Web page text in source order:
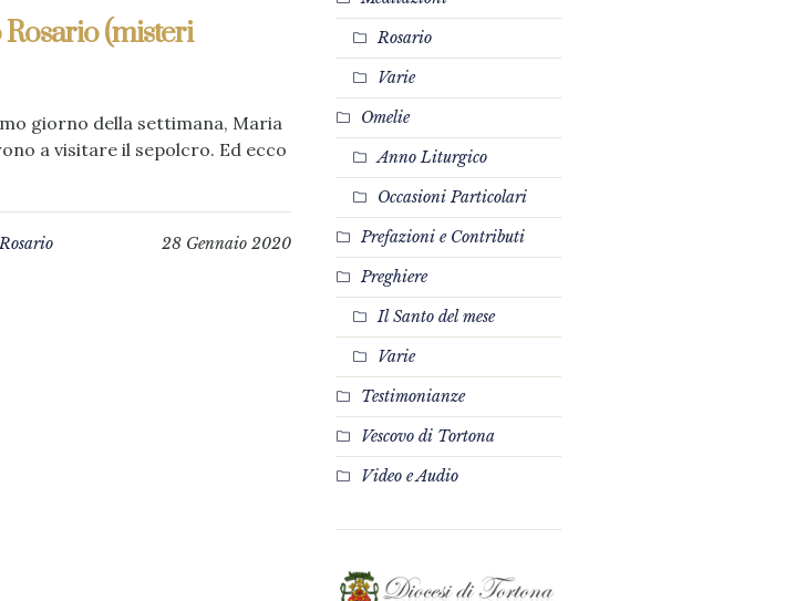
(misteri
giorno della settimana, Maria
a visitare il sepolcro. Ed ecco
28 Gennaio 2020
Rosario
Varie
Omelie
Anno Liturgico
Occasioni Particolari
Prefazioni e Contributi
Preghiere
Il Santo del mese
Varie
Testimonianze
Vescovo di Tortona
Video e Audio